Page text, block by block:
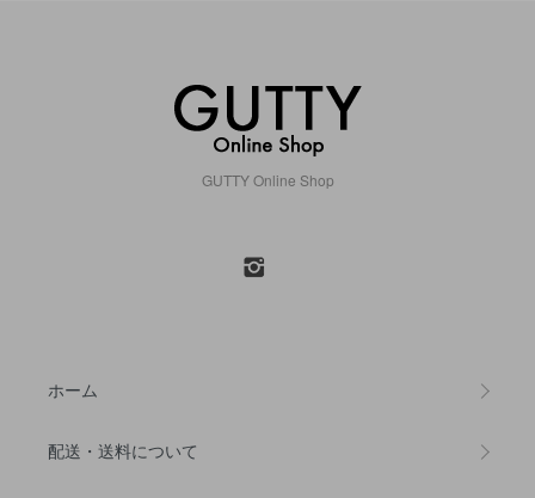
GUTTY Online Shop
ホーム
配送・送料について